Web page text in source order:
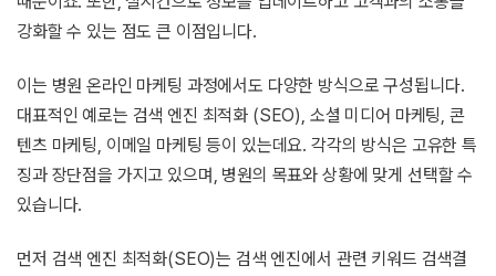
강화할 수 있는 점도 큰 이점입니다.
이는 병원 온라인 마케팅 과정에서도 다양한 방식으로 구성됩니다.
대표적인 예로는 검색 엔진 최적화 (SEO), 소셜 미디어 마케팅, 콘
텐츠 마케팅, 이메일 마케팅 등이 있는데요. 각각의 방식은 고유한 특
징과 장단점을 가지고 있으며, 병원의 목표와 상황에 맞게 선택할 수
있습니다.
먼저 검색 엔진 최적화(SEO)는 검색 엔진에서 관련 키워드 검색결